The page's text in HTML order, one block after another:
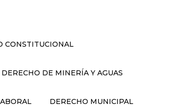
CONSTITUCIONAL
DERECHO DE MINERÍA Y AGUAS
DERECHO MUNICIPAL